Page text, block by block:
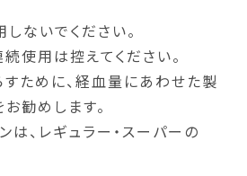
ないでください。
使用は控えてください。
ために、経血量にあわせた製
勧めします。
は、レギュラー・スーパーの